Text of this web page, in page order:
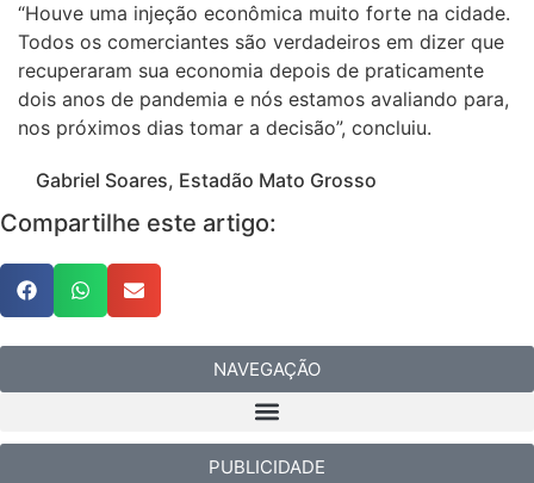
“Houve uma injeção econômica muito forte na cidade.
Todos os comerciantes são verdadeiros em dizer que
recuperaram sua economia depois de praticamente
dois anos de pandemia e nós estamos avaliando para,
nos próximos dias tomar a decisão”, concluiu.
Gabriel Soares, Estadão Mato Grosso
Compartilhe este artigo:
NAVEGAÇÃO
PUBLICIDADE